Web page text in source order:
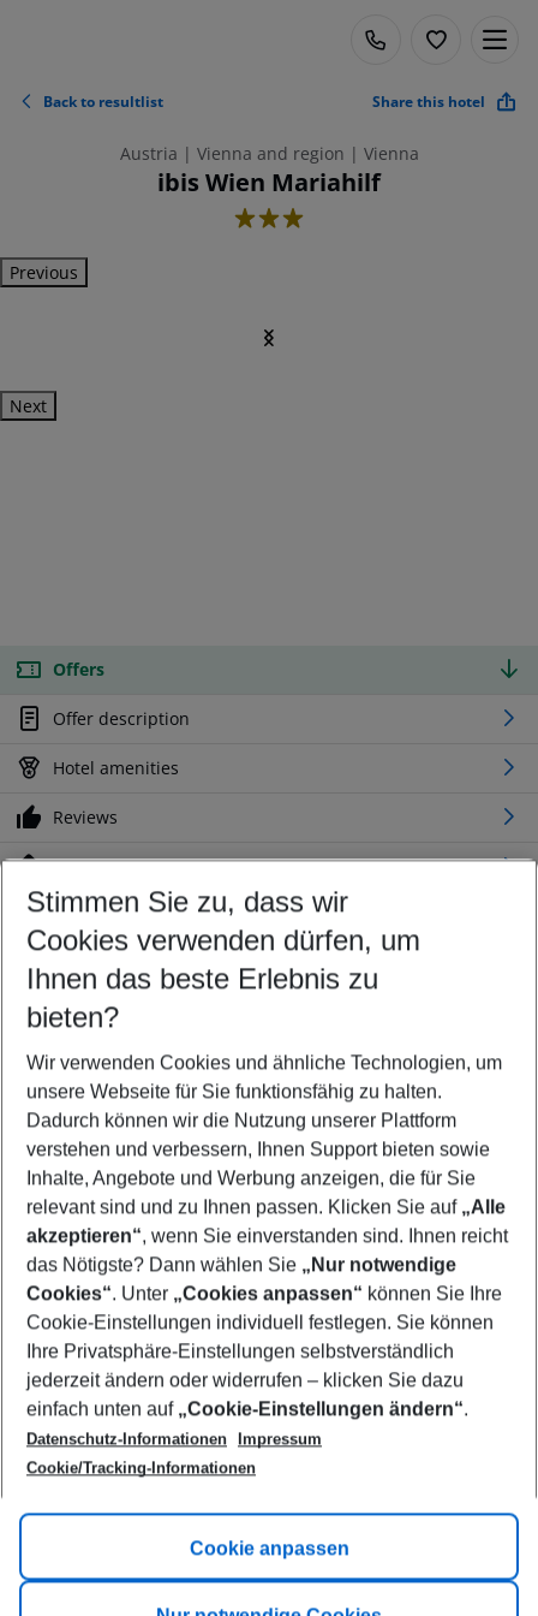
Back to resultlist Share this hotel
Austria | Vienna and region | Vienna
ibis Wien Mariahilf
3
Previous
Next
Offers
Offer description
Hotel amenities
Reviews
Location
Customize your offer
Find the perfect deal which suits your best
Your departure airport
Any airport
Select your date range
08/08/26–06/08/27 5-8 nights
Who will travel
2 adults No children
Show more filter
Footer
Footer navigation
Title A
Link A
Stimmen Sie zu, dass wir
Cookies verwenden dürfen, um
Ihnen das beste Erlebnis zu
bieten?
Wir verwenden Cookies und ähnliche Technologien, um
unsere Webseite für Sie funktionsfähig zu halten.
Dadurch können wir die Nutzung unserer Plattform
verstehen und verbessern, Ihnen Support bieten sowie
Inhalte, Angebote und Werbung anzeigen, die für Sie
relevant sind und zu Ihnen passen. Klicken Sie auf „Alle
akzeptieren“, wenn Sie einverstanden sind. Ihnen reicht
das Nötigste? Dann wählen Sie „Nur notwendige
Cookies“. Unter „Cookies anpassen“ können Sie Ihre
Cookie-Einstellungen individuell festlegen. Sie können
Ihre Privatsphäre-Einstellungen selbstverständlich
jederzeit ändern oder widerrufen – klicken Sie dazu
einfach unten auf „Cookie-Einstellungen ändern“.
Datenschutz-Informationen
Impressum
Cookie/Tracking-Informationen
Cookie anpassen